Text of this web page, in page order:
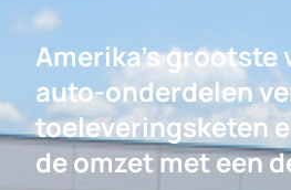
Amerika's grootste
auto-onderdelen
toeleveringsketen
de omzet met een